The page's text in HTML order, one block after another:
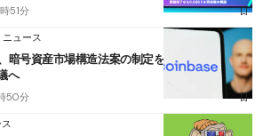
51分
ニュース
暗号資産市場構造法案の制定を推進──ダボスで
へ
50分